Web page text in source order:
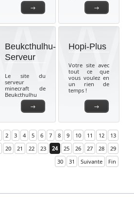
→ →
→
Beukcthulhu-
Serveur
Le site du
serveur
minecraft de
Beukcthulhu
→
Hopi-Plus
Votre site avec
tout ce que
vous voulez en
un rien de
temps !
2 3 4 5 6 7 8 9 10 11 12
13
20 21 22 23 24 25 26 27 28
29
30
31 Suivante Fin